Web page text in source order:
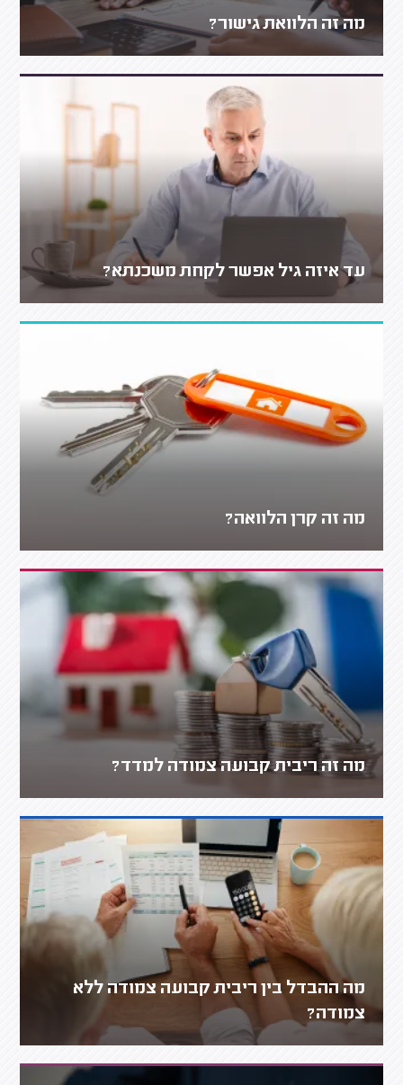
מה זה הלוואת גישור?
עד איזה גיל אפשר לקחת משכנתא?
מה זה קרן הלוואה?
מה זה ריבית קבועה צמודה למדד?
מה ההבדל בין ריבית קבועה צמודה ללא
צמודה?